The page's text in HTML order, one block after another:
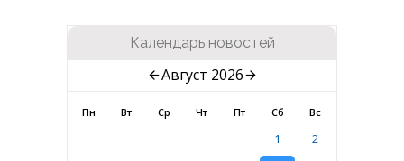
Календарь новостей
Август 2026
Пн Вт Ср Чт Пт Сб Вс
1
2